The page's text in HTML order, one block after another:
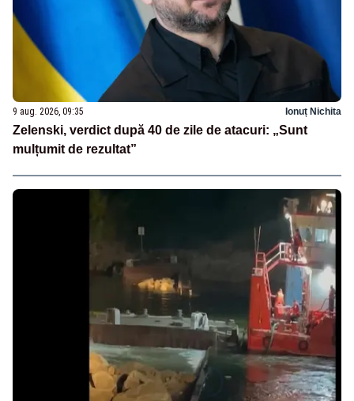
9 aug. 2026, 09:35 Ionuț Nichita
Zelenski, verdict după 40 de zile de atacuri: „Sunt
mulțumit de rezultat”